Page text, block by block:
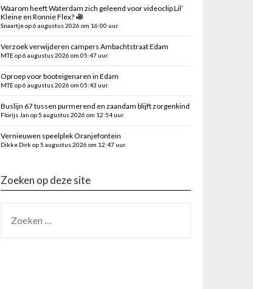
Waarom heeft Waterdam zich geleend voor videoclip Lil’
Kleine en Ronnie Flex?
Snaartje op 6 augustus 2026 om 16:00 uur.
Verzoek verwijderen campers Ambachtstraat Edam
MTE op 6 augustus 2026 om 05:47 uur.
Oproep voor booteigenaren in Edam
MTE op 6 augustus 2026 om 05:43 uur.
Buslijn 67 tussen purmerend en zaandam blijft zorgenkind
Florijs Jan op 5 augustus 2026 om 12:54 uur.
Vernieuwen speelplek Oranjefontein
Dikke Dirk op 5 augustus 2026 om 12:47 uur.
Zoeken op deze site